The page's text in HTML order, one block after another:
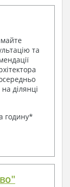
та
ділянці
годину*